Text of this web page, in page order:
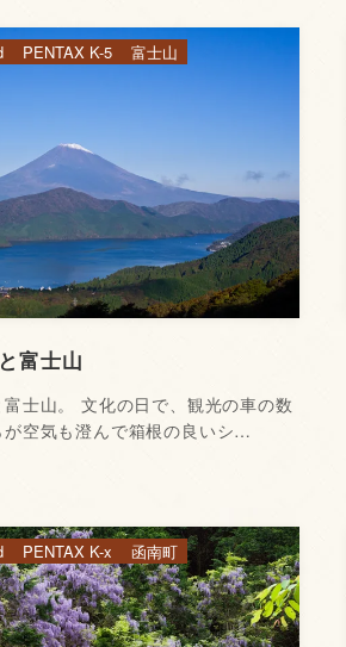
富士山
士山。 文化の日で、観光の車の数
空気も澄んで箱根の良いシ…
PENTAX K-5 富士山
PENTAX K-x 函南町